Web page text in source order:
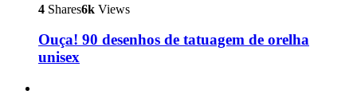
4 Shares6k Views
Ouça! 90 desenhos de tatuagem de orelha
unisex